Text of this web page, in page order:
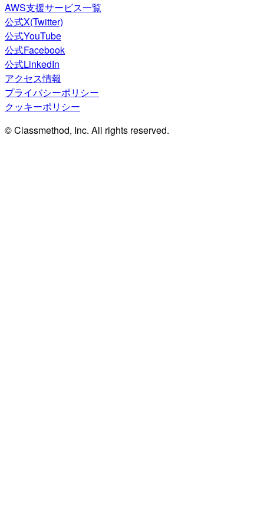
AWS支援サービス一覧
公式X(Twitter)
公式YouTube
公式Facebook
公式LinkedIn
アクセス情報
プライバシーポリシー
クッキーポリシー
© Classmethod, Inc. All rights reserved.